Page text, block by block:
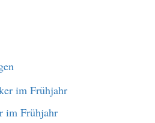
im Frühjahr